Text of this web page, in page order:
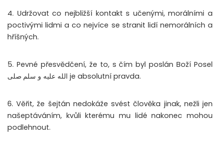
4. Udržovat co nejbližší kontakt s učenými, morálními a
poctivými lidmi a co nejvíce se stranit lidí nemorálních a
hříšných.
5. Pevné přesvědčení, že to, s čím byl poslán Boží Posel
صلى
الله عليه و سلم je absolutní pravda.
6. Věřit, že šejtán nedokáže svést člověka jinak, nežli jen
našeptáváním, kvůli kterému mu lidé nakonec mohou
podlehnout.